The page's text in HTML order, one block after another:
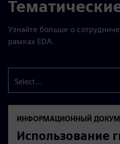
Узнайте больше о
рамках EDA.
Select...
ИНФОРМАЦИОННЫЙ
Использование